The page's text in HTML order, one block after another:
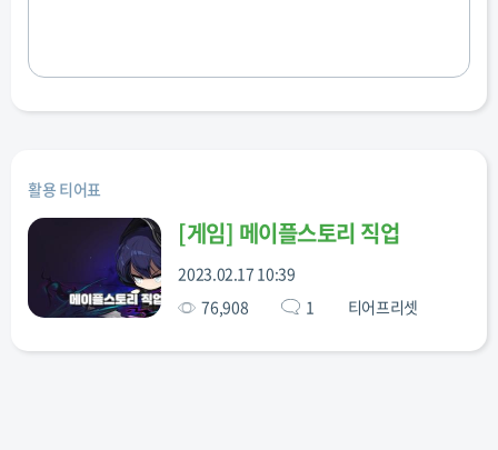
활용 티어표
[게임] 메이플스토리 직업
2023.02.17 10:39
76,908
1 티어프리셋